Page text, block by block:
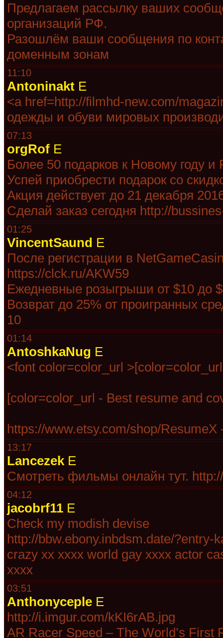
Предлагаем рассылку ваших
организаций РФ.
Разошлём ваши сообщения по
доменным зонам
11:10
Antoninakt E
<a href=http://filmhd-new.com/
одежды и обуви мировых
07:13
orgRof E
Более 50 подарков к Новому году и
Успей приобрести подарок со
Акция действует до 21 декабря
Сделай заказ сегодня http://
01:25
VincentSaund E
После регистрации в
https://clck.ru/AKW59
Ежедневные розыгрыши от $10 до
Возврат до 25% от проигранных
10
01:14
AntoshkaNug E
<font color=color_url
[color=color_url - Best resume and
https://www.etsy.com/shop/
13:17
Lancezek E
Смотреть фильмы онлайн тут.
04:12
jacobrf11 E
Check my modish devise
http://bbw.ebony.inbdsm.date/?entry-
crazy xx xxxx world gay xxxx actor
xxxx
03:51
Anthonyceple E
http://i.imgur.com/kKI6rAB.jpg
AR Racer Speed – The World’s First